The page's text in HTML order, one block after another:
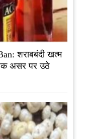
शराबबंदी खत्म
असर पर उठे